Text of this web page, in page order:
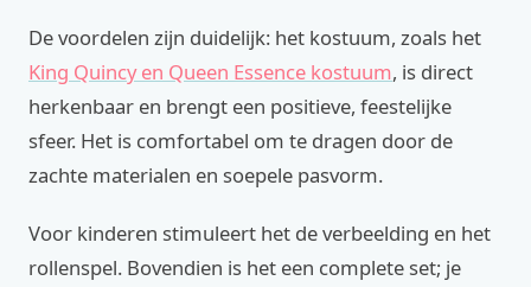
De voordelen zijn duidelijk: het kostuum, zoals het
King Quincy en Queen Essence kostuum, is direct
herkenbaar en brengt een positieve, feestelijke
sfeer. Het is comfortabel om te dragen door de
zachte materialen en soepele pasvorm.
Voor kinderen stimuleert het de verbeelding en het
rollenspel. Bovendien is het een complete set; je